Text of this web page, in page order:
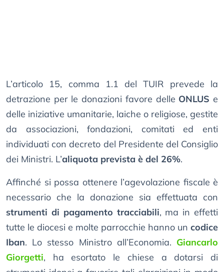
L’articolo 15, comma 1.1 del TUIR prevede la
detrazione per le donazioni favore delle ONLUS e
delle iniziative umanitarie, laiche o religiose, gestite
da associazioni, fondazioni, comitati ed enti
individuati con decreto del Presidente del Consiglio
dei Ministri. L’aliquota prevista è del 26%.
Affinché si possa ottenere l’agevolazione fiscale è
necessario che la donazione sia effettuata con
strumenti di pagamento tracciabili, ma in effetti
tutte le diocesi e molte parrocchie hanno un codice
Iban. Lo stesso Ministro all’Economia. Giancarlo
Giorgetti, ha esortato le chiese a dotarsi di